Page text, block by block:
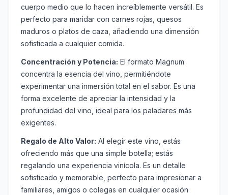
cuerpo medio que lo hacen increíblemente versátil. Es
perfecto para maridar con carnes rojas, quesos
maduros o platos de caza, añadiendo una dimensión
sofisticada a cualquier comida.
Concentración y Potencia: El formato Magnum
concentra la esencia del vino, permitiéndote
experimentar una inmersión total en el sabor. Es una
forma excelente de apreciar la intensidad y la
profundidad del vino, ideal para los paladares más
exigentes.
Regalo de Alto Valor: Al elegir este vino, estás
ofreciendo más que una simple botella; estás
regalando una experiencia vinícola. Es un detalle
sofisticado y memorable, perfecto para impresionar a
familiares, amigos o colegas en cualquier ocasión